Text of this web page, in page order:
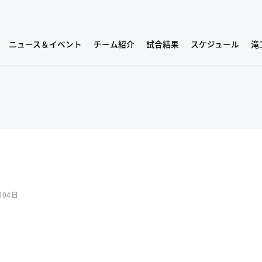
ニュース＆イベント チーム紹介 試合結果 スケジュール 滝
日